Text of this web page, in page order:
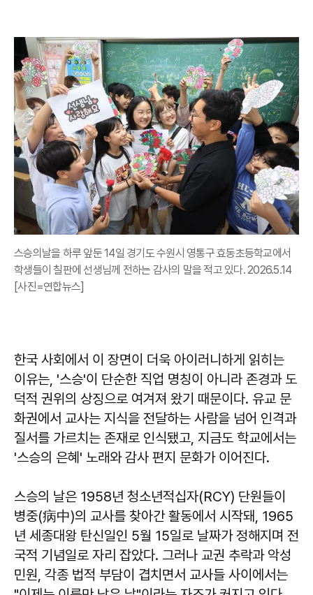
스승의날을 하루 앞둔 14일 경기도 수원시 영통구 효동초등학교에서
학생들이 칠판에 선생님께 전하는 감사의 말을 적고 있다. 2026.5.14
[사진=연합뉴스]
한국 사회에서 이 장면이 더욱 아이러니하게 읽히는
이유는, '스승'이 단순한 직업 명칭이 아니라 존경과 도
덕적 권위의 상징으로 여겨져 왔기 때문이다. 유교 문
화권에서 교사는 지식을 전달하는 사람을 넘어 인격과
질서를 가르치는 존재로 인식됐고, 지금도 학교에서는
'스승의 은혜' 노래와 감사 편지 문화가 이어진다.
스승의 날은 1958년 청소년적십자(RCY) 단원들이
병중(病中)의 교사를 찾아간 활동에서 시작돼, 1965
년 세종대왕 탄신일인 5월 15일로 날짜가 정해지며 전
국적 기념일로 자리 잡았다. 그러나 교권 추락과 악성
민원, 각종 법적 부담이 겹치면서 교사들 사이에서는